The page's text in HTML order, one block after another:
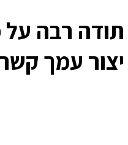
תודה רבה על
יצור עמך